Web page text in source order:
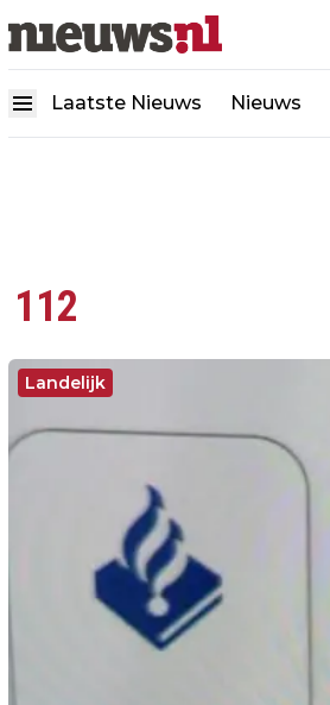
Laatste Nieuws Nieuws
112
Landelijk